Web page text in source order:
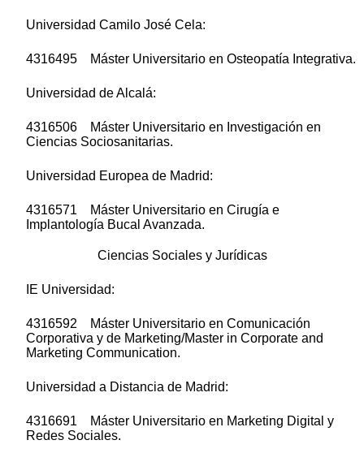
Universidad Camilo José Cela:
4316495 Máster Universitario en Osteopatía Integrativa.
Universidad de Alcalá:
4316506 Máster Universitario en Investigación en
Ciencias Sociosanitarias.
Universidad Europea de Madrid:
4316571 Máster Universitario en Cirugía e
Implantología Bucal Avanzada.
Ciencias Sociales y Jurídicas
IE Universidad:
4316592 Máster Universitario en Comunicación
Corporativa y de Marketing/Master in Corporate and
Marketing Communication.
Universidad a Distancia de Madrid:
4316691 Máster Universitario en Marketing Digital y
Redes Sociales.